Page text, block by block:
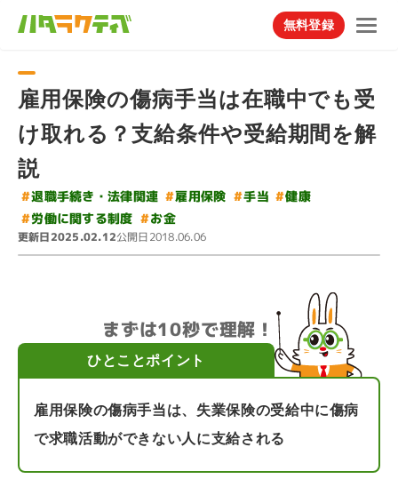
無料登録
雇用保険の傷病手当は在職中でも受
け取れる？支給条件や受給期間を解
説
#退職手続き・法律関連 #雇用保険 #手当 #健康
#労働に関する制度 #お金
更新日2025.02.12公開日2018.06.06
まずは10秒で理解！
ひとことポイント
雇用保険の傷病手当は、失業保険の受給中に傷病
で求職活動ができない人に支給される